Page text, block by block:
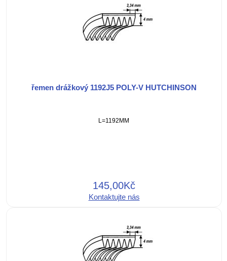
řemen drážkový 1192J5 POLY-V HUTCHINSON
L=1192MM
145,00Kč
Kontaktujte nás